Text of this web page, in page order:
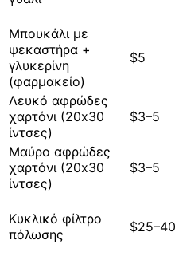
Μπουκάλι με
ψεκαστήρα +
γλυκερίνη
(φαρμακείο)
$5
Λευκό αφρώδες
χαρτόνι (20x30
ίντσες)
$3–5
Μαύρο αφρώδες
χαρτόνι (20x30
ίντσες)
$3–5
Κυκλικό φίλτρο
πόλωσης
$25–40